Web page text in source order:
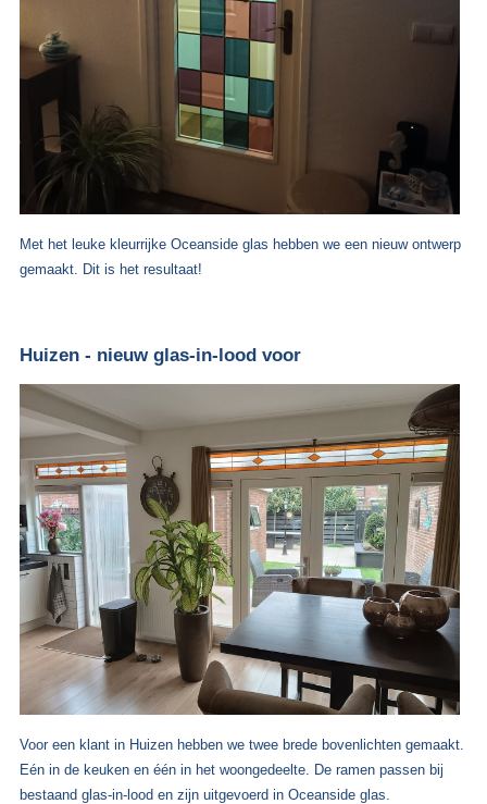
Met het leuke kleurrijke Oceanside glas hebben we een nieuw ontwerp
gemaakt. Dit is het resultaat!
Huizen - nieuw glas-in-lood voor
Voor een klant in Huizen hebben we twee brede bovenlichten gemaakt.
Eén in de keuken en één in het woongedeelte. De ramen passen bij
bestaand glas-in-lood en zijn uitgevoerd in Oceanside glas.